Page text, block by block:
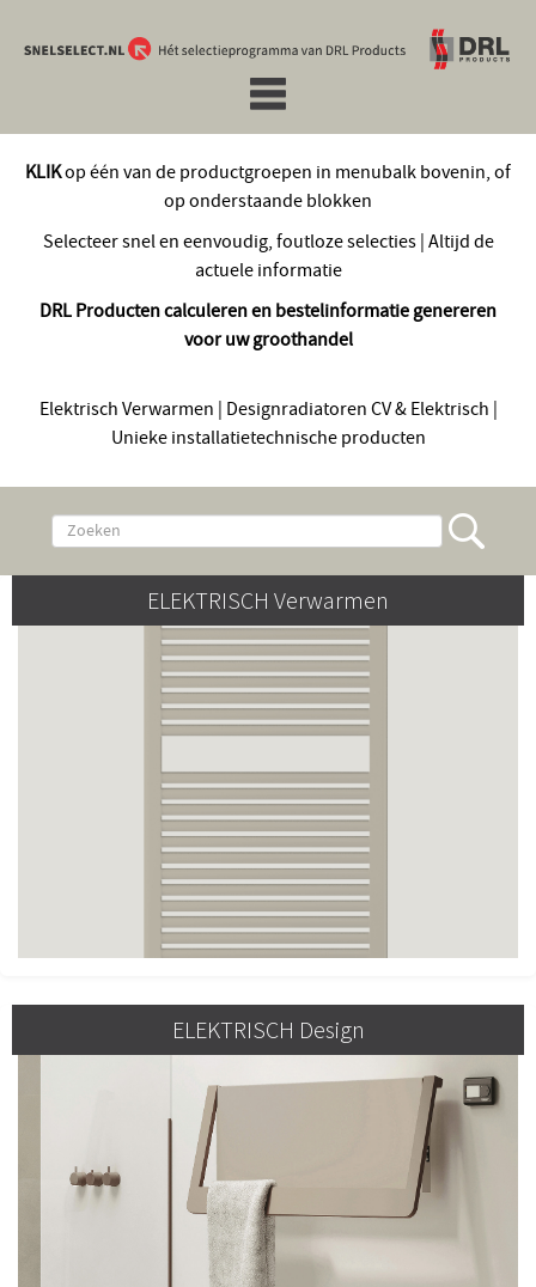
KLIKop één van de productgroepen in menubalk bovenin, of
op onderstaande blokken
Selecteer snel en eenvoudig, foutloze selecties | Altijd de
actuele informatie
DRL Producten calculeren en bestelinformatie genereren
voor uw groothandel
Elektrisch Verwarmen | Designradiatoren CV & Elektrisch |
Unieke installatietechnische producten
ELEKTRISCH Verwarmen
ELEKTRISCH Design